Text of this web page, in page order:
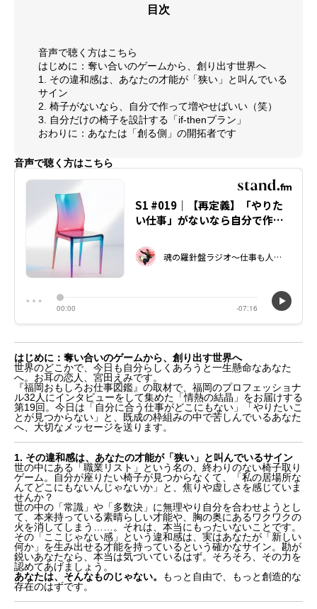
目次
音声で聴く方はこちら
はじめに：奪い合いのゲームから、創り出す世界へ
1. その違和感は、あなたの才能が「狭い」と叫んでいる
サイン
2. 椅子がないなら、自分で作って増やせばいい（笑）
3. 自分だけの椅子を設計する「if-thenプラン」
おわりに：あなたは「創る側」の開拓者です
音声で聴く方はこちら
はじめに：奪い合いのゲームから、創り出す世界へ
世界のどこかで、今日も自分らしくあろうと一生懸命なあなた
へ。お耳の恋人、宮田えみです。
『福岡おもしろお仕事図鑑』の取材で、福岡のプロフェッショナ
ル32人にインタビューをして集めた「情熱の結晶」をお届けする
第19回。今日は「自分に合う仕事がどこにもない」「やりたいこ
とが見つからない」と、既成の枠組みの中で苦しんでいるあなた
へ、大切なメッセージを送ります。
1. その違和感は、あなたの才能が「狭い」と叫んでいるサイン
世の中にある「職業リスト」という名の、終わりのない椅子取り
ゲーム。自分が座りたい椅子が見つからなくて、「私の居場所な
んてどこにもないんじゃないか」と、焦りや虚しさを感じていま
せんか？
世の中の「常識」や「多数決」に無理やり自分を合わせようとし
て、本来持っている素晴らしい才能や、胸の奥にあるワクワクの
火を消してしまう……。それは、本当にもったいないことです。
その「ここじゃない感」という違和感は、実はあなたが「新しい
何か」を生み出せる才能を持っているという確かなサイン。勘が
鋭いあなたなら、本当は気づいているはず。そろそろ、その力を
認めてあげましょう。
あなたは、そんなものじゃない。
もっと自由で、もっと創造的な
存在のはずです。